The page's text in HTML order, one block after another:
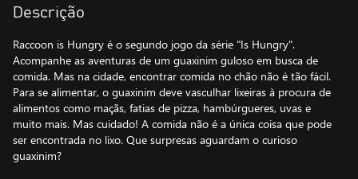
Descrição
Raccoon is Hungry é o segundo jogo da série "Is Hungry".
Acompanhe as aventuras de um guaxinim guloso em busca de
comida. Mas na cidade, encontrar comida no chão não é tão fácil.
Para se alimentar, o guaxinim deve vasculhar lixeiras à procura de
alimentos como maçãs, fatias de pizza, hambúrgueres, uvas e
muito mais. Mas cuidado! A comida não é a única coisa que pode
ser encontrada no lixo. Que surpresas aguardam o curioso
guaxinim?